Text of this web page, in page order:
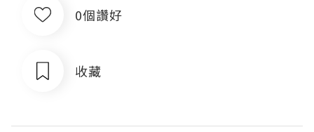
0個讚好
收藏